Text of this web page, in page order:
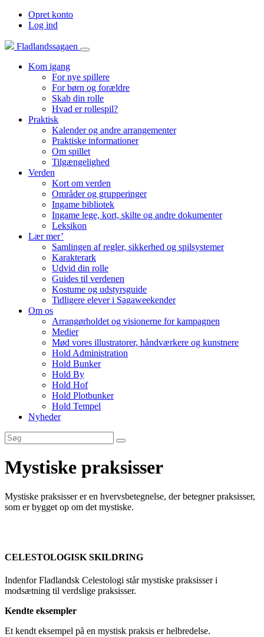
Opret konto
Log ind
Fladlandssagaen
Kom igang
For nye spillere
For børn og forældre
Skab din rolle
Hvad er rollespil?
Praktisk
Kalender og andre arrangementer
Praktiske informationer
Om spillet
Tilgængelighed
Verden
Kort om verden
Områder og grupperinger
Ingame bibliotek
Ingame lege, kort, skilte og andre dokumenter
Leksikon
Lær mer’
Samlingen af regler, sikkerhed og spilsystemer
Karakterark
Udvid din rolle
Guides til verdenen
Kostume og udstyrsguide
Tidligere elever i Sagaweekender
Om os
Arrangørholdet og visionerne for kampagnen
Medier
Mød vores illustratorer, håndværkere og kunstnere
Hold Administration
Hold Bunker
Hold By
Hold Hof
Hold Plotbunker
Hold Tempel
Nyheder
Mystiske praksisser
Mystiske praksisser er en hvervsbetegnelse, der betegner praksisser,
som er bygget op om det mystiske.
CELESTOLOGISK SKILDRING
Indenfor Fladlandsk Celestologi står mystiske praksisser i
modsætning til verdslige praksisser.
Kendte eksempler
Et kendt eksempel på en mystisk praksis er helbredelse.